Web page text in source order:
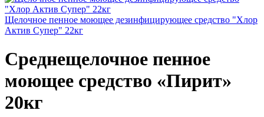
Щелочное пенное моющее дезинфицирующее средство "Хлор
Актив Супер" 22кг
Среднещелочное пенное
моющее средство «Пирит»
20кг